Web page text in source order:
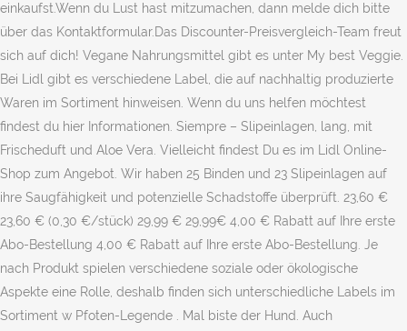
einkaufst.Wenn du Lust hast mitzumachen, dann melde dich bitte
über das Kontaktformular.Das Discounter-Preisvergleich-Team freut
sich auf dich! Vegane Nahrungsmittel gibt es unter My best Veggie.
Bei Lidl gibt es verschiedene Label, die auf nachhaltig produzierte
Waren im Sortiment hinweisen. Wenn du uns helfen möchtest
findest du hier Informationen. Siempre – Slipeinlagen, lang, mit
Frischeduft und Aloe Vera. Vielleicht findest Du es im Lidl Online-
Shop zum Angebot. Wir haben 25 Binden und 23 Slipeinlagen auf
ihre Saugfähigkeit und potenzielle Schadstoffe überprüft. 23,60 €
23,60 € (0,30 €/stück) 29,99 € 29,99€ 4,00 € Rabatt auf Ihre erste
Abo-Bestellung 4,00 € Rabatt auf Ihre erste Abo-Bestellung. Je
nach Produkt spielen verschiedene soziale oder ökologische
Aspekte eine Rolle, deshalb finden sich unterschiedliche Labels im
Sortiment w Pfoten-Legende . Mal biste der Hund. Auch